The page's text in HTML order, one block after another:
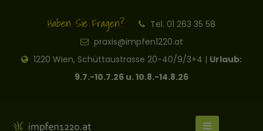
Haben Sie Fragen?
Tel. 01 263 35 58
praxis@impfen1220.at
1220 Wien, Schüttaustrasse 20-40/9/3+4 | Urlaub:
9.7.-10.7.26 u. 10.8.-14.8.26